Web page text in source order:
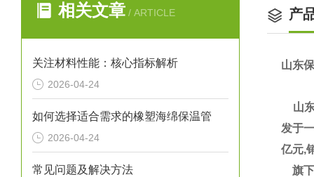
相关文章 / ARTICLE
关注材料性能：核心指标解析
2026-04-24
如何选择适合需求的橡塑海绵保温管
2026-04-24
常见问题及解决方法
产
山东
山东
发于
亿元,
旗下